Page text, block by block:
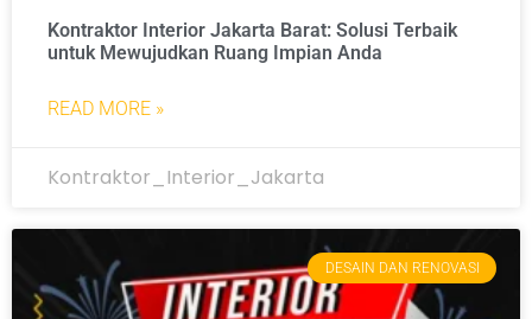
Kontraktor Interior Jakarta Barat: Solusi Terbaik
untuk Mewujudkan Ruang Impian Anda
READ MORE »
Kontraktor_Interior_Jakarta
DESAIN DAN RENOVASI